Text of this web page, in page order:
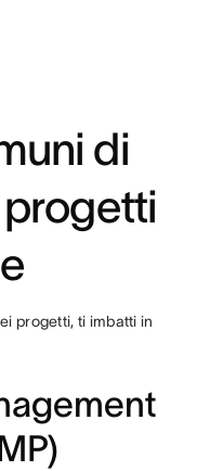
di
progetti, ti imbatti in